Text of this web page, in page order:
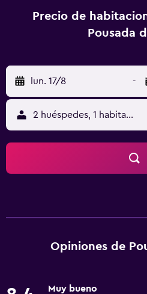
Precio de
Pousada
lun. 17/8 -
2 huéspedes, 1 habitación
Opiniones de
Muy bueno